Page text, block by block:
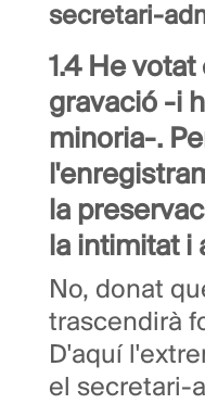
secretari-
1.4 He
gravació -i
minoria-.
la
la intimitat i
No, donat
trascendirà
D'aquí
el secretari-